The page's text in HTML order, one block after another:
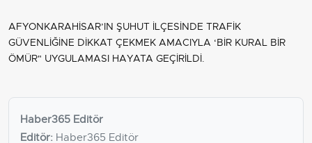
AFYONKARAHİSAR’IN ŞUHUT İLÇESİNDE TRAFİK
GÜVENLİĞİNE DİKKAT ÇEKMEK AMACIYLA ‘BİR KURAL BİR
ÖMÜR" UYGULAMASI HAYATA GEÇİRİLDİ.
Haber365 Editör
Editör: Haber365 Editör